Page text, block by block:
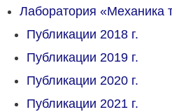
Лаборатория «Механика
Публикации 2018 г.
Публикации 2019 г.
Публикации 2020 г.
Публикации 2021 г.